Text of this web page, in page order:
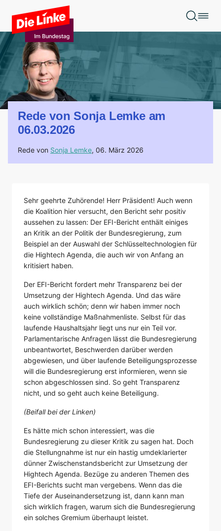
Zum Hauptinhalt springen
Rede von Sonja Lemke am
06.03.2026
Rede von Sonja Lemke, 06. März 2026
Sehr geehrte Zuhörende! Herr Präsident! Auch wenn
die Koalition hier versucht, den Bericht sehr positiv
aussehen zu lassen: Der EFI-Bericht enthält einiges
an Kritik an der Politik der Bundesregierung, zum
Beispiel an der Auswahl der Schlüsseltechnologien für
die Hightech Agenda, die auch wir von Anfang an
kritisiert haben.
Der EFI-Bericht fordert mehr Transparenz bei der
Umsetzung der Hightech Agenda. Und das wäre
auch wirklich schön; denn wir haben immer noch
keine vollständige Maßnahmenliste. Selbst für das
laufende Haushaltsjahr liegt uns nur ein Teil vor.
Parlamentarische Anfragen lässt die Bundesregierung
unbeantwortet, Beschwerden darüber werden
abgewiesen, und über laufende Beteiligungsprozesse
will die Bundesregierung erst informieren, wenn sie
schon abgeschlossen sind. So geht Transparenz
nicht, und so geht auch keine Beteiligung.
(Beifall bei der Linken)
Es hätte mich schon interessiert, was die
Bundesregierung zu dieser Kritik zu sagen hat. Doch
die Stellungnahme ist nur ein hastig umdeklarierter
dünner Zwischenstandsbericht zur Umsetzung der
Hightech Agenda. Bezüge zu anderen Themen des
EFI-Berichts sucht man vergebens. Wenn das die
Tiefe der Auseinandersetzung ist, dann kann man
sich wirklich fragen, warum sich die Bundesregierung
ein solches Gremium überhaupt leistet.